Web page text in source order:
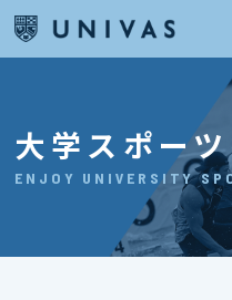
大学スポー
ENJOY UNIVERSITY